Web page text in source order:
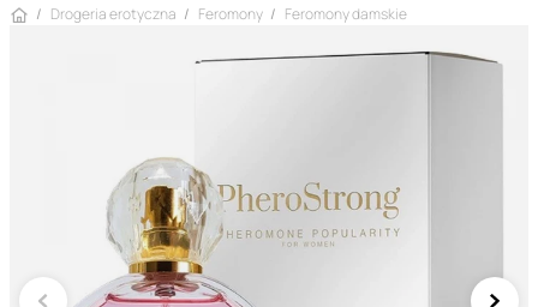
Strona główna
Drogeria erotyczna Feromony Feromony damskie